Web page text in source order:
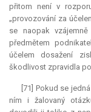
přitom není v
„provozování za
se naopak
předmětem
účelem dosažení
škodlivost zpravidla
[71] Pokud se
ním i žalovaný